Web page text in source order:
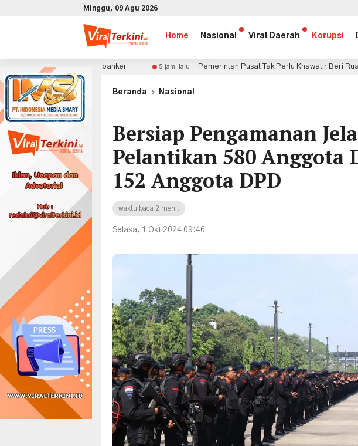
Minggu, 09 Agu 2026
Home Nasional Viral Daerah Korupsi
Para Citibanker 5 jam lalu Pemerintah Pusat Tak Perlu Khawatir Beri Ruang Penerbitan
Beranda Nasional
Bersiap Pengamanan
Pelantikan 580 Anggota
152 Anggota DPD
waktu baca 2 menit
Selasa, 1 Okt 2024 09:46